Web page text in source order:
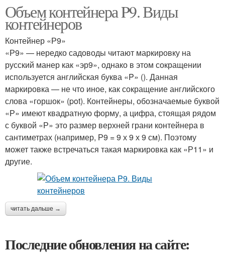
Объем контейнера P9. Виды
контейнеров
Контейнер «Р9»
«Р9» — нередко садоводы читают маркировку на
русский манер как «эр9», однако в этом сокращении
используется английская буква «P» (). Данная
маркировка — не что иное, как сокращение английского
слова «горшок» (pot). Контейнеры, обозначаемые буквой
«Р» имеют квадратную форму, а цифра, стоящая рядом
с буквой «Р» это размер верхней грани контейнера в
сантиметрах (например, Р9 = 9 х 9 х 9 см). Поэтому
может также встречаться такая маркировка как «Р11» и
другие.
читать дальше →
Последние обновления на сайте: